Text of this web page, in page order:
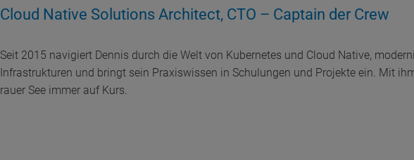
Cloud Native Solutions Architect, CTO – Captain der Crew
Seit 2015 navigiert Dennis durch die Welt von Kubernetes und Cloud Native,
Infrastrukturen und bringt sein Praxiswissen in Schulungen und Projekte ein. Mit
rauer See immer auf Kurs.